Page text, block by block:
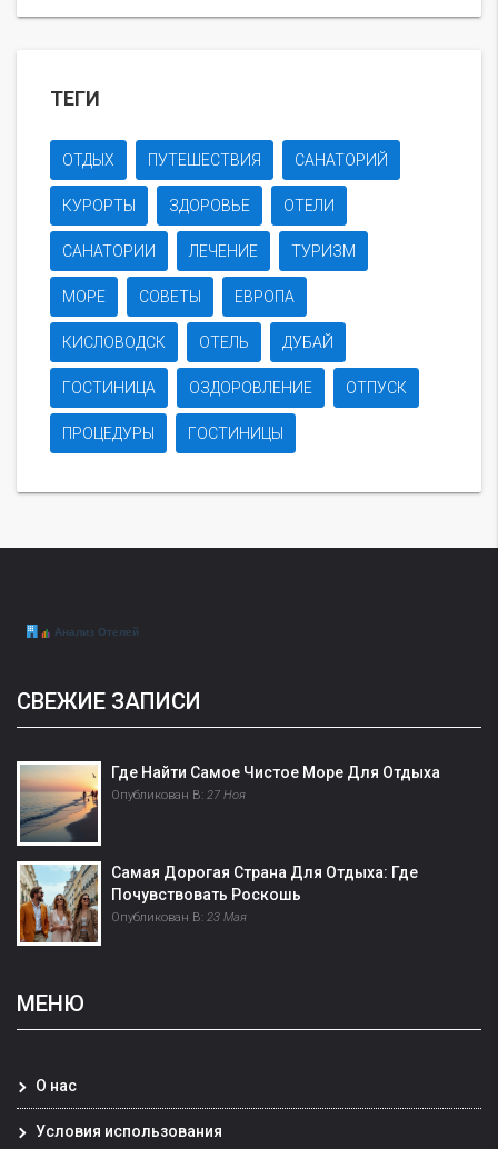
ТЕГИ
ОТДЫХ ПУТЕШЕСТВИЯ САНАТОРИЙ
КУРОРТЫ ЗДОРОВЬЕ ОТЕЛИ
САНАТОРИИ ЛЕЧЕНИЕ ТУРИЗМ
МОРЕ СОВЕТЫ ЕВРОПА
КИСЛОВОДСК ОТЕЛЬ ДУБАЙ
ГОСТИНИЦА ОЗДОРОВЛЕНИЕ ОТПУСК
ПРОЦЕДУРЫ ГОСТИНИЦЫ
СВЕЖИЕ ЗАПИСИ
Где Найти Самое Чистое Море Для Отдыха
Опубликован В: 27 Ноя
Самая Дорогая Страна Для Отдыха: Где
Почувствовать Роскошь
Опубликован В: 23 Мая
МЕНЮ
О нас
Условия использования